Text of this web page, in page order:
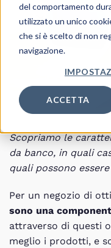
del comportamento
utilizzato un unico
che si è scelto di non
navigazione.
ACCETTA
Scopriamo le
da banco, in quali
quali possono
Per un negozio di
sono una
attraverso di questi
meglio i prodotti, e